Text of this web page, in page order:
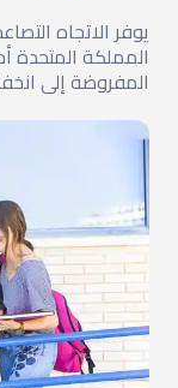
يوفر الاتجاه
المملكة المتحدة
المفروضة إلى